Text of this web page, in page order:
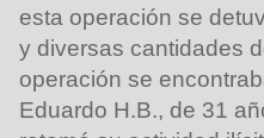
esta operación se
y diversas cantidades
operación se
Eduardo H.B., de 31